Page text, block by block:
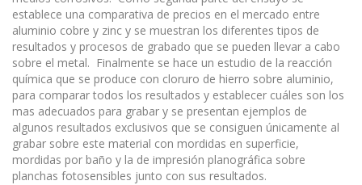
establece una comparativa de precios en el mercado entre
aluminio cobre y zinc y se muestran los diferentes tipos de
resultados y procesos de grabado que se pueden llevar a cabo
sobre el metal. Finalmente se hace un estudio de la reacción
química que se produce con cloruro de hierro sobre aluminio,
para comparar todos los resultados y establecer cuáles son los
mas adecuados para grabar y se presentan ejemplos de
algunos resultados exclusivos que se consiguen únicamente al
grabar sobre este material con mordidas en superficie,
mordidas por baño y la de impresión planográfica sobre
planchas fotosensibles junto con sus resultados.